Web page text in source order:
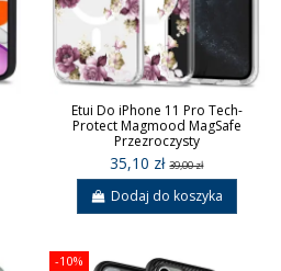
Etui Do iPhone 11 Pro Tech-
Protect Magmood MagSafe
Przezroczysty
35,10 zł39,00 zł
Dodaj do koszyka
-10%